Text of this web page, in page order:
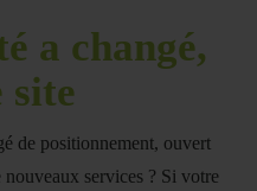
a changé,
site
de positionnement, ouvert
services ? Si votre